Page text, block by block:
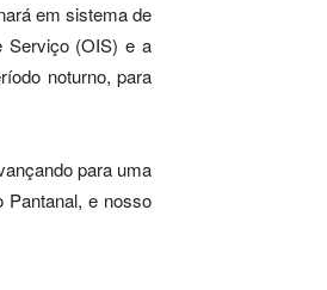
em sistema de
Serviço (OIS) e a
noturno, para
para uma
Pantanal, e nosso